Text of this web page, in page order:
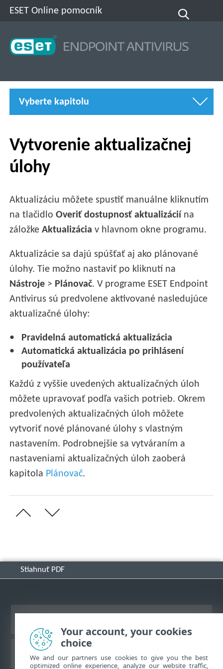
ESET Online pomocník
Vyberte kapitolu
Vytvorenie aktualizačnej
úlohy
Aktualizáciu môžete spustiť manuálne kliknutím
na tlačidloOveriť dostupnosť aktualizácií na
záložke Aktualizácia v hlavnom okne programu.
Aktualizácie sa dajú spúšťať aj ako plánované
úlohy. Tie možno nastaviť po kliknutí na
Nástroje > Plánovač. V programe ESET Endpoint
Antivirus sú predvolene aktivované nasledujúce
aktualizačné úlohy:
Pravidelná automatická aktualizácia
Automatická aktualizácia po prihlásení
používateľa
Každú z vyššie uvedených aktualizačných úloh
môžete upravovať podľa vašich potrieb. Okrem
predvolených aktualizačných úloh môžete
vytvoriť nové plánované úlohy s vlastným
nastavením. Podrobnejšie sa vytváraním a
nastaveniami aktualizačných úloh zaoberá
kapitola Plánovač.
Stiahnuť PDF
Databáza znalostí ESET
Your account, your cookies
choice
We and our partners use cookies to give you the best
optimized online experience, analyze our website traffic,